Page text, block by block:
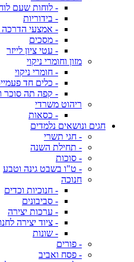
- לוחות שעם
- בידוריות
- אמצעי הדרכה
- מסכים
- עטי ציון לייזר
מזון וחומרי ניקוי
- חומרי ניקוי
- כלים חד
- קפה תה סוכר
ריהוט משרדי
- כסאות
חגים ונושאים נלמדים
- חגי תשרי
- תחילת השנה
- סוכות
- ט"ו בשבט גינה וטבע
חנוכה
- חנוכיות וכדים
- סביבונים
- ערכות יצירה
- ציוד יצירה
- שונות
- פורים
- פסח ואביב